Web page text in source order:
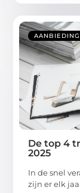
De top 4
2025
In de snel
zijn er elk